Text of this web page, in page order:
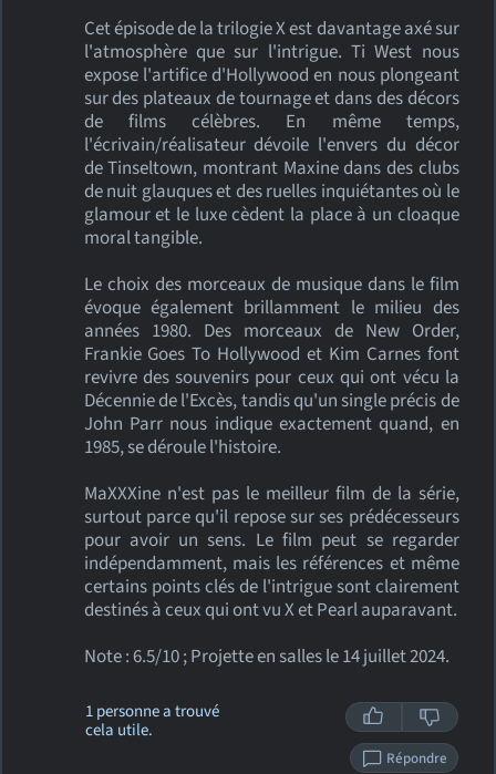
Cet épisode de la trilogie X est davantage axé sur
l'atmosphère que sur l'intrigue. Ti West nous
expose l'artifice d'Hollywood en nous plongeant
sur des plateaux de tournage et dans des décors
de films célèbres. En même temps,
l'écrivain/réalisateur dévoile l'envers du décor
de Tinseltown, montrant Maxine dans des clubs
de nuit glauques et des ruelles inquiétantes où le
glamour et le luxe cèdent la place à un cloaque
moral tangible.
Le choix des morceaux de musique dans le film
évoque également brillamment le milieu des
années 1980. Des morceaux de New Order,
Frankie Goes To Hollywood et Kim Carnes font
revivre des souvenirs pour ceux qui ont vécu la
Décennie de l'Excès, tandis qu'un single précis de
John Parr nous indique exactement quand, en
1985, se déroule l'histoire.
MaXXXine n'est pas le meilleur film de la série,
surtout parce qu'il repose sur ses prédécesseurs
pour avoir un sens. Le film peut se regarder
indépendamment, mais les références et même
certains points clés de l'intrigue sont clairement
destinés à ceux qui ont vu X et Pearl auparavant.
Note : 6.5/10 ; Projette en salles le 14 juillet 2024.
1 personne a trouvé
cela utile.
Répondre